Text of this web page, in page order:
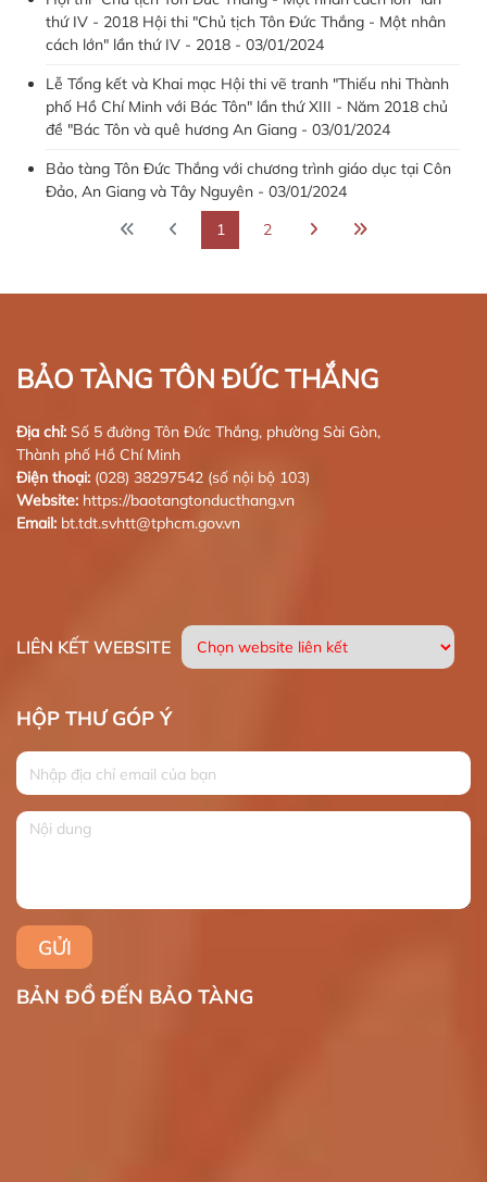
thứ IV - 2018 Hội thi "Chủ tịch Tôn Đức Thắng - Một nhân
cách lớn" lần thứ IV - 2018 - 03/01/2024
Lễ Tổng kết và Khai mạc Hội thi vẽ tranh "Thiếu nhi Thành
phố Hồ Chí Minh với Bác Tôn" lần thứ XIII - Năm 2018 chủ
đề "Bác Tôn và quê hương An Giang - 03/01/2024
Bảo tàng Tôn Đức Thắng với chương trình giáo dục tại Côn
Đảo, An Giang và Tây Nguyên - 03/01/2024
1
2
BẢO TÀNG TÔN ĐỨC THẮNG
Địa chỉ: Số 5 đường Tôn Đức Thắng, phường Sài Gòn,
Thành phố Hồ Chí Minh
Điện thoại: (028) 38297542 (số nội bộ 103)
Website: https://baotangtonducthang.vn
Email: bt.tdt.svhtt@tphcm.gov.vn
LIÊN KẾT WEBSITE
HỘP THƯ GÓP Ý
BẢN ĐỒ ĐẾN BẢO TÀNG